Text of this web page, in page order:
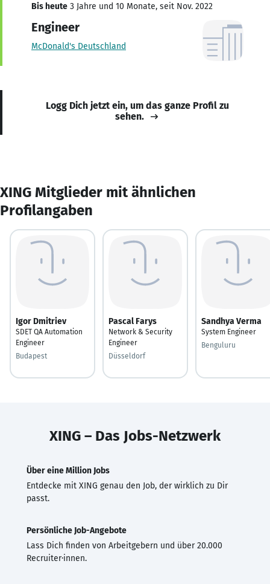
Bis heute 3 Jahre und 10 Monate, seit Nov. 2022
Engineer
McDonald's Deutschland
Logg Dich jetzt ein, um das ganze Profil zu
sehen.
XING Mitglieder mit ähnlichen
Profilangaben
Igor Dmitriev
SDET QA Automation
Engineer
Budapest
Pascal Farys
Network & Security
Engineer
Düsseldorf
Sandhya Verma
System Engineer
Benguluru
XING – Das Jobs-Netzwerk
Über eine Million Jobs
Entdecke mit XING genau den Job, der wirklich zu Dir
passt.
Persönliche Job-Angebote
Lass Dich finden von Arbeitgebern und über 20.000
Recruiter·innen.